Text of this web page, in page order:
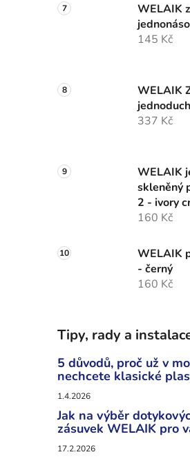
WELAIK
145 Kč
WELAIK
337 Kč
WELAIK
skleněný
2 - ivory
160 Kč
WELAIK
- černý
160 Kč
Tipy, rady a
5 důvodů, proč už v
nechcete klasické
1.4.2026
Jak na výběr
zásuvek WELAIK pro
17.2.2026